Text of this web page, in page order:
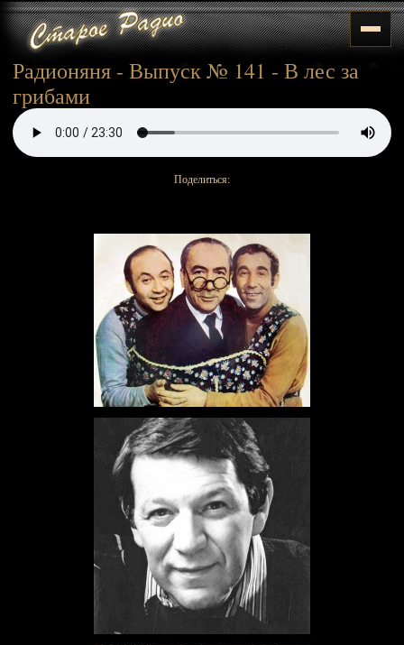
Радионяня - Выпуск № 141 - В лес за
грибами
Поделиться: